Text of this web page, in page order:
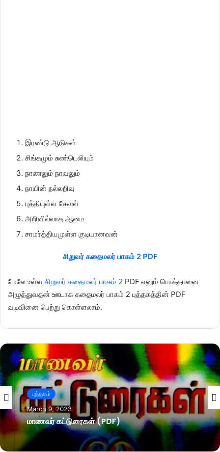
இரண்டு ஆடுகள்
சிங்கமும் சுண்டெலியும்
நாணலும் நாவலும்
நாயின் நல்லறிவு
புத்தியுள்ள சேவல்
அறிவில்லாத ஆமை
சாமர்த்தியமுள்ள குடியானவன்
சிறுவர் கதைமலர் பாகம் 2 PDF
மேலே உள்ள சிறுவர் கதைமலர் பாகம் 2 PDF எனும் பொத்தானை
அழுத்துவதன் ஊடாக கதைமலர் பாகம் 2 புத்தகத்தின் PDF
வடிவினை பெற்று கொள்ளலாம்.
புத்தகம்
March 9, 2023
மாணவர் கட்டுரைகள் (PDF)